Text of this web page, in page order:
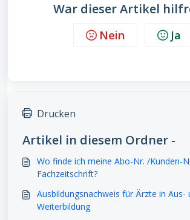
War dieser Artikel
Nein Ja
Drucken
Artikel in diesem Ordner -
Wo finde ich meine Abo-Nr. /Kunden-
Fachzeitschrift?
Ausbildungsnachweis für Ärzte in Aus-
Weiterbildung